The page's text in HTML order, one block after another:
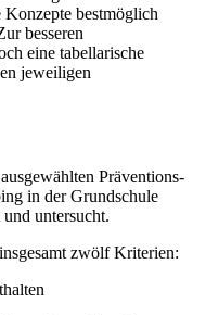
Konzepte bestmöglich
besseren
eine tabellarische
jeweiligen
Präventions-
in der Grundschule
untersucht.
zwölf Kriterien: